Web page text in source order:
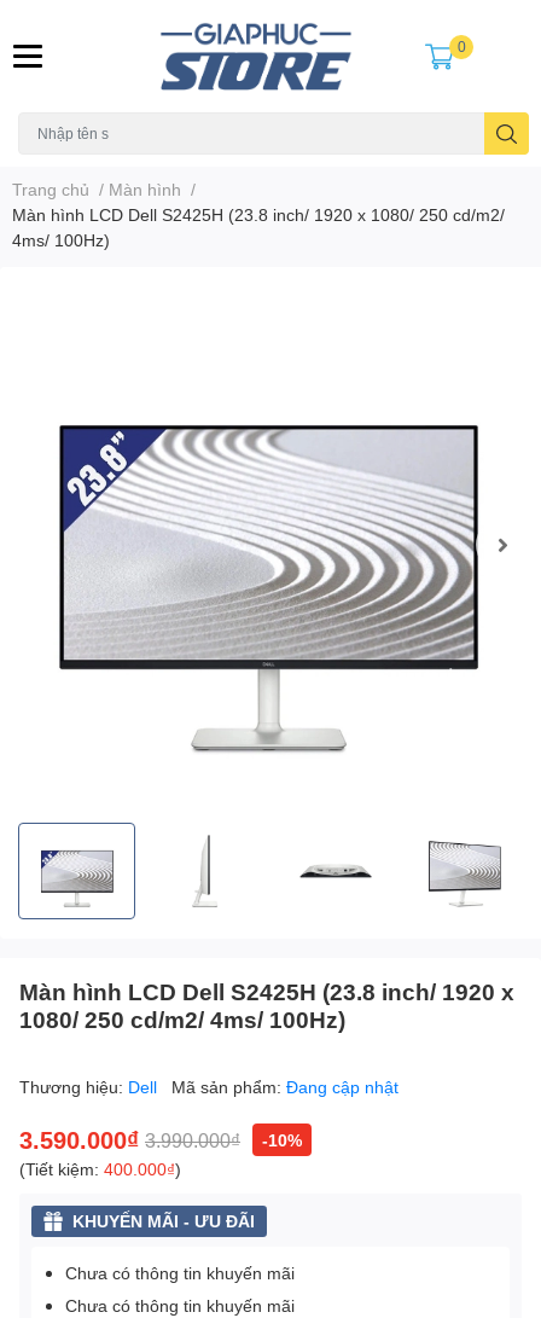
0
Trang chủ / Màn hình /
Màn hình LCD Dell S2425H (23.8 inch/ 1920 x 1080/ 250 cd/m2/
4ms/ 100Hz)
Màn hình LCD Dell S2425H (23.8 inch/ 1920 x
1080/ 250 cd/m2/ 4ms/ 100Hz)
Thương hiệu: Dell Mã sản phẩm: Đang cập nhật
3.590.000₫ 3.990.000₫
-10%
(Tiết kiệm: 400.000₫)
KHUYẾN MÃI - ƯU ĐÃI
Chưa có thông tin khuyến mãi
Chưa có thông tin khuyến mãi